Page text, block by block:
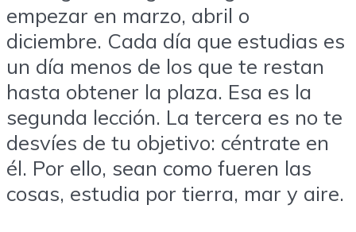
empezar en marzo, abril o
diciembre. Cada día que estudias es
un día menos de los que te restan
hasta obtener la plaza. Esa es la
segunda lección. La tercera es no te
desvíes de tu objetivo: céntrate en
él. Por ello, sean como fueren las
cosas, estudia por tierra, mar y aire.